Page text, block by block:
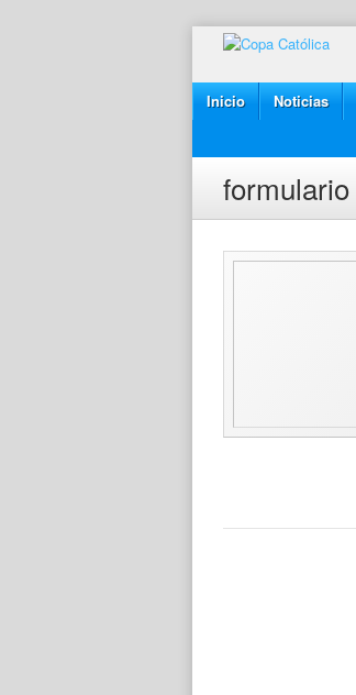
Inicio Noticias
formulario